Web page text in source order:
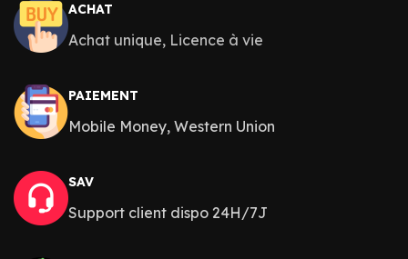
ACHAT
Achat unique, Licence à vie
PAIEMENT
Mobile Money, Western Union
SAV
Support client dispo 24H/7J